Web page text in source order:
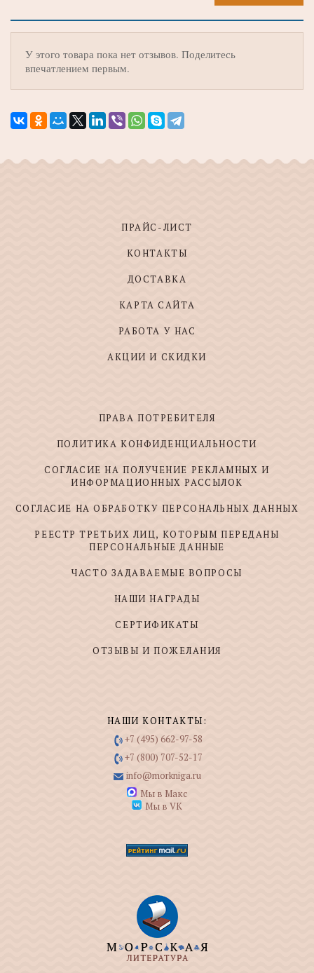
У этого товара пока нет отзывов. Поделитесь
впечатлением первым.
ПРАЙС-ЛИСТ
КОНТАКТЫ
ДОСТАВКА
КАРТА САЙТА
РАБОТА У НАС
АКЦИИ И СКИДКИ
ПРАВА ПОТРЕБИТЕЛЯ
ПОЛИТИКА КОНФИДЕНЦИАЛЬНОСТИ
СОГЛАСИЕ НА ПОЛУЧЕНИЕ РЕКЛАМНЫХ И
ИНФОРМАЦИОННЫХ РАССЫЛОК
СОГЛАСИЕ НА ОБРАБОТКУ ПЕРСОНАЛЬНЫХ ДАННЫХ
РЕЕСТР ТРЕТЬИХ ЛИЦ, КОТОРЫМ ПЕРЕДАНЫ
ПЕРСОНАЛЬНЫЕ ДАННЫЕ
ЧАСТО ЗАДАВАЕМЫЕ ВОПРОСЫ
НАШИ НАГРАДЫ
СЕРТИФИКАТЫ
ОТЗЫВЫ И ПОЖЕЛАНИЯ
НАШИ КОНТАКТЫ:
+7 (495) 662-97-58
+7 (800) 707-52-17
info@morkniga.ru
Мы в Макс
Мы в VK